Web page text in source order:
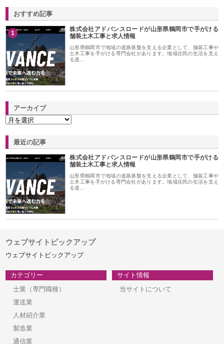
おすすめ記事
1
株式会社アドバンスロードが山形県鶴岡市で手がける
舗装土木工事と求人情報
山形県鶴岡市で地域の道路基盤を支える企業として、舗装工事や
土木工事を手がける専門会社があります。地域住民の生活を支え
る道…
アーカイブ
最近の記事
株式会社アドバンスロードが山形県鶴岡市で手がける
舗装土木工事と求人情報
山形県鶴岡市で地域の道路基盤を支える企業として、舗装工事や
土木工事を手がける専門会社があります。地域住民の生活を支え
る道…
ウェブサイトピックアップ
ウェブサイトピックアップ
カテゴリー
士業（専門職種）
運送業
人材紹介業
製造業
通信業
サイト情報
当サイトについて